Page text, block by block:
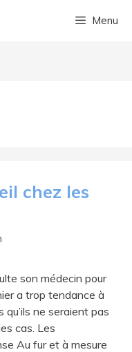
Menu
chez les
son médecin pour
a trop tendance à
qu’ils ne seraient pas
cas. Les
Au fur et à mesure